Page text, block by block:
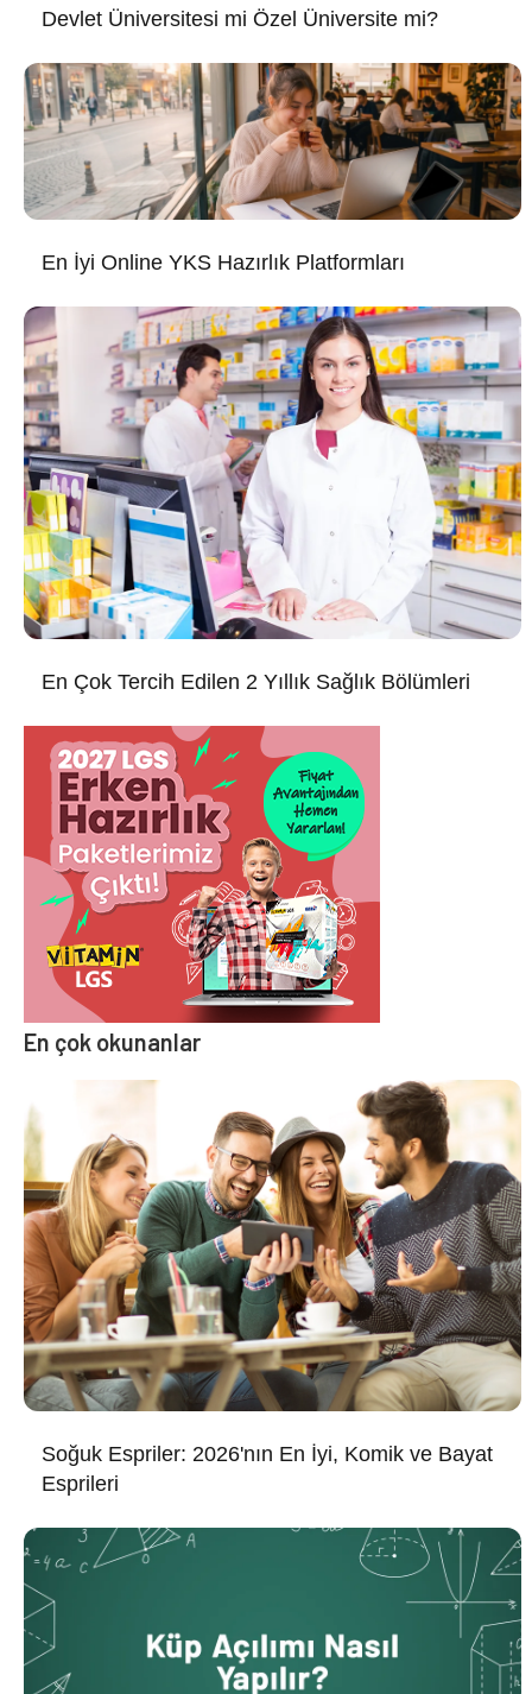
Devlet Üniversitesi mi Özel Üniversite mi?
En İyi Online YKS Hazırlık Platformları
En Çok Tercih Edilen 2 Yıllık Sağlık Bölümleri
En çok okunanlar
Soğuk Espriler: 2026'nın En İyi, Komik ve Bayat
Esprileri